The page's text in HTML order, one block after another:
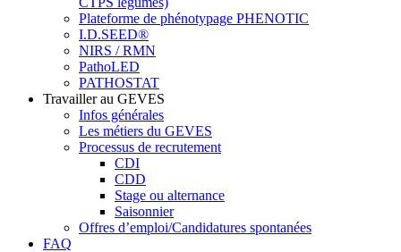
Plateforme de phénotypage PHENOTIC
I.D.SEED®
NIRS / RMN
PathoLED
PATHOSTAT
Travailler au GEVES
Infos générales
Les métiers du GEVES
Processus de recrutement
CDI
CDD
Stage ou alternance
Saisonnier
Offres d’emploi/Candidatures spontanées
FAQ